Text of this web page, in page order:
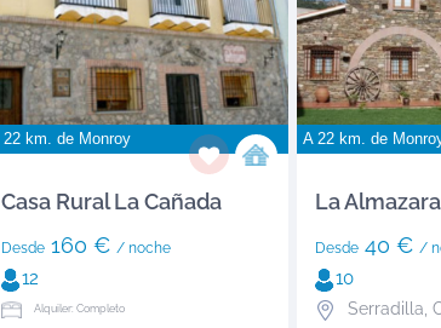
22 km. de Monroy
Casa Rural La Cañada
Desde 160 € / noche
12
Alquiler: Completo
A 22 km. de
La
Desde40 € /
10
Serradilla